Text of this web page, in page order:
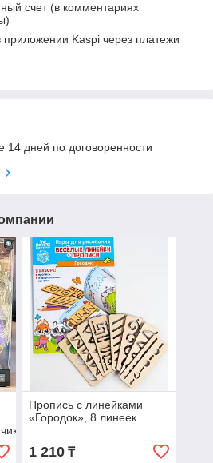
счет (в комментариях
приложении Kaspi через платежи
14 дней по договоренности
Пропись с линейками
«Городок», 8 линеек
1 210₸